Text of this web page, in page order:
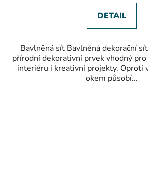
DETAIL
Bavlněná síť Bavlněná dekorační
přírodní dekorativní prvek vhodný pro
interiéru i kreativní projekty. Oproti
okem působí...